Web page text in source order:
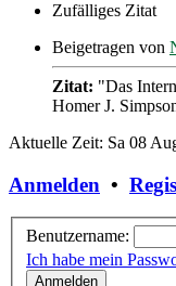
Zufälliges Zitat
Beigetragen von
Zitat: "Das
Homer J.
Aktuelle Zeit: Sa 08
Anmelden •
Benutzername:
Ich habe mein